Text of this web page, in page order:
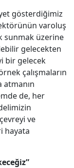
gösterdiğimiz
varoluş
sunmak üzerine
gelecekten
bir gelecek
çalışmaların
atmanın
de, her
ve
hayata